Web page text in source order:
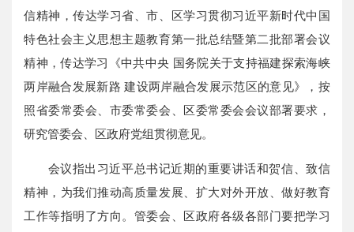
信精神，传达学习省、市、区学习贯彻习近平新时代中国
特色社会主义思想主题教育第一批总结暨第二批部署会议
精神，传达学习《中共中央 国务院关于支持福建探索海峡
两岸融合发展新路 建设两岸融合发展示范区的意见》，按
照省委常委会、市委常委会、区委常委会会议部署要求，
研究管委会、区政府党组贯彻意见。
会议指出习近平总书记近期的重要讲话和贺信、致信
精神，为我们推动高质量发展、扩大对外开放、做好教育
工作等指明了方向。管委会、区政府各级各部门要把学习